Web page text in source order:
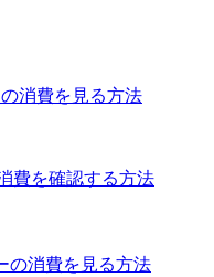
消費を見る方法
費を確認する方法
の消費を見る方法